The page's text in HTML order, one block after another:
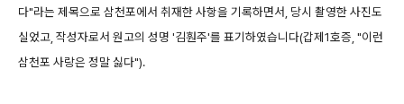
다"라는 제목으로 삼천포에서 취재한 사항을 기록하면서, 당시 촬영한 사진도
실었고, 작성자로서 원고의 성명 '김훤주'를 표기하였습니다(갑제1호증, "이런
삼천포 사랑은 정말 싫다").